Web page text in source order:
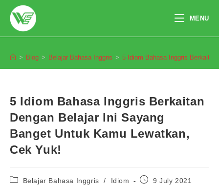
content
MENU
> Blog > Belajar Bahasa Inggris > 5 Idiom Bahasa Inggris
5 Idiom Bahasa Inggris Berkaitan
Dengan Belajar Ini Sayang
Banget Untuk Kamu Lewatkan,
Cek Yuk!
PostBelajar Bahasa Inggris / Idiom
Post9 July 2021